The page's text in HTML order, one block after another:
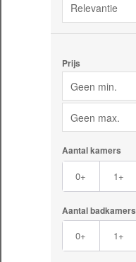
Relevantie
Prijs
Geen min.
Geen max.
Aantal kamers
0+ 1+
Aantal badkamers
0+ 1+